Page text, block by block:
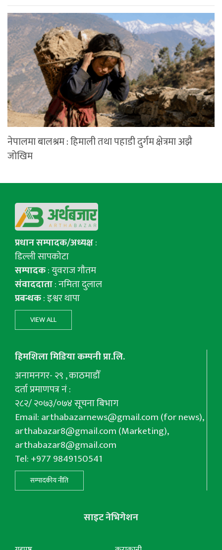
नेपालमा बालश्रम : हिमाली तथा पहाडी दुर्गम क्षेत्रमा अझै
जोखिम
प्रधान सम्पादक/अध्यक्ष:
डिल्ली सापकोटा
सम्पादक: युवराज गाैतम
संवाददाता: नमिता दुलाल
प्रबन्धक: इश्वर थापा
VIEW ALL
हिमशिला मिडिया कम्पनी प्रा.लि.
अनामनगर- २९ , काठमाडौँ
दर्ता प्रमाणपत्र नं :
२८२/ २०७३/०७४ सूचना बिभाग
Email:arthabazarnews@gmail.com(for news),
arthabazar8@gmail.com(Marketing),
arthabazar8@gmail.com
Tel: +977 9849150541
सम्पादकीय नीति
साइट नेभिगेशन